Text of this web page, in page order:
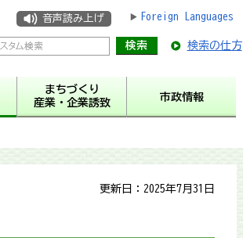
音声読み上げ Foreign Languages
検索の仕方
まちづくり
産業・企業誘致
市政情報
更新日：2025年7月31日